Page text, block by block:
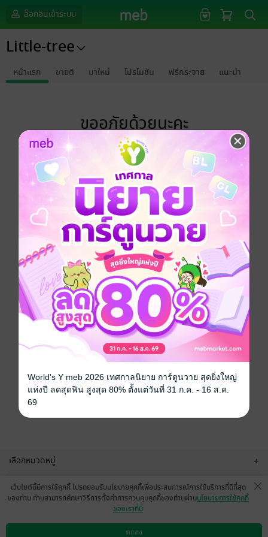
ล็อกอินเข้าระบบ
Little-tree
หน้าแรก ขายดี มาใหม่ โปรโมชัน ฟรีกระจาย แนะนำ
ขออภัยด้วยนะคะ
ไม่พบข้อมูลในหัวข้อที่คุณกำลังชมค่ะ
เลือกหมวดหมู่ +
บริการช่วยเหลือ +
เว็บไซต์นี้มีการใช้คุกกี้ โปรดยอมรับนโยบายคุกกี้เพื่อประสบการณ์การใช้บริการที่ดีที่สุด
ของท่าน ท่านสามารถศึกษาวิธีการตั้งค่าการควบคุมคุกกี้ของท่านผ่านนโยบายการใช้คุกกี้
ของเราที่นี่
ตกลง
World's Y meb 2026 เทศกาลนิยาย การ์ตูนวาย สุดยิ่งใหญ่
แห่งปี ลดสุดฟิน สูงสุด 80% ตั้งแต่วันที่ 31 ก.ค. - 16 ส.ค.
69